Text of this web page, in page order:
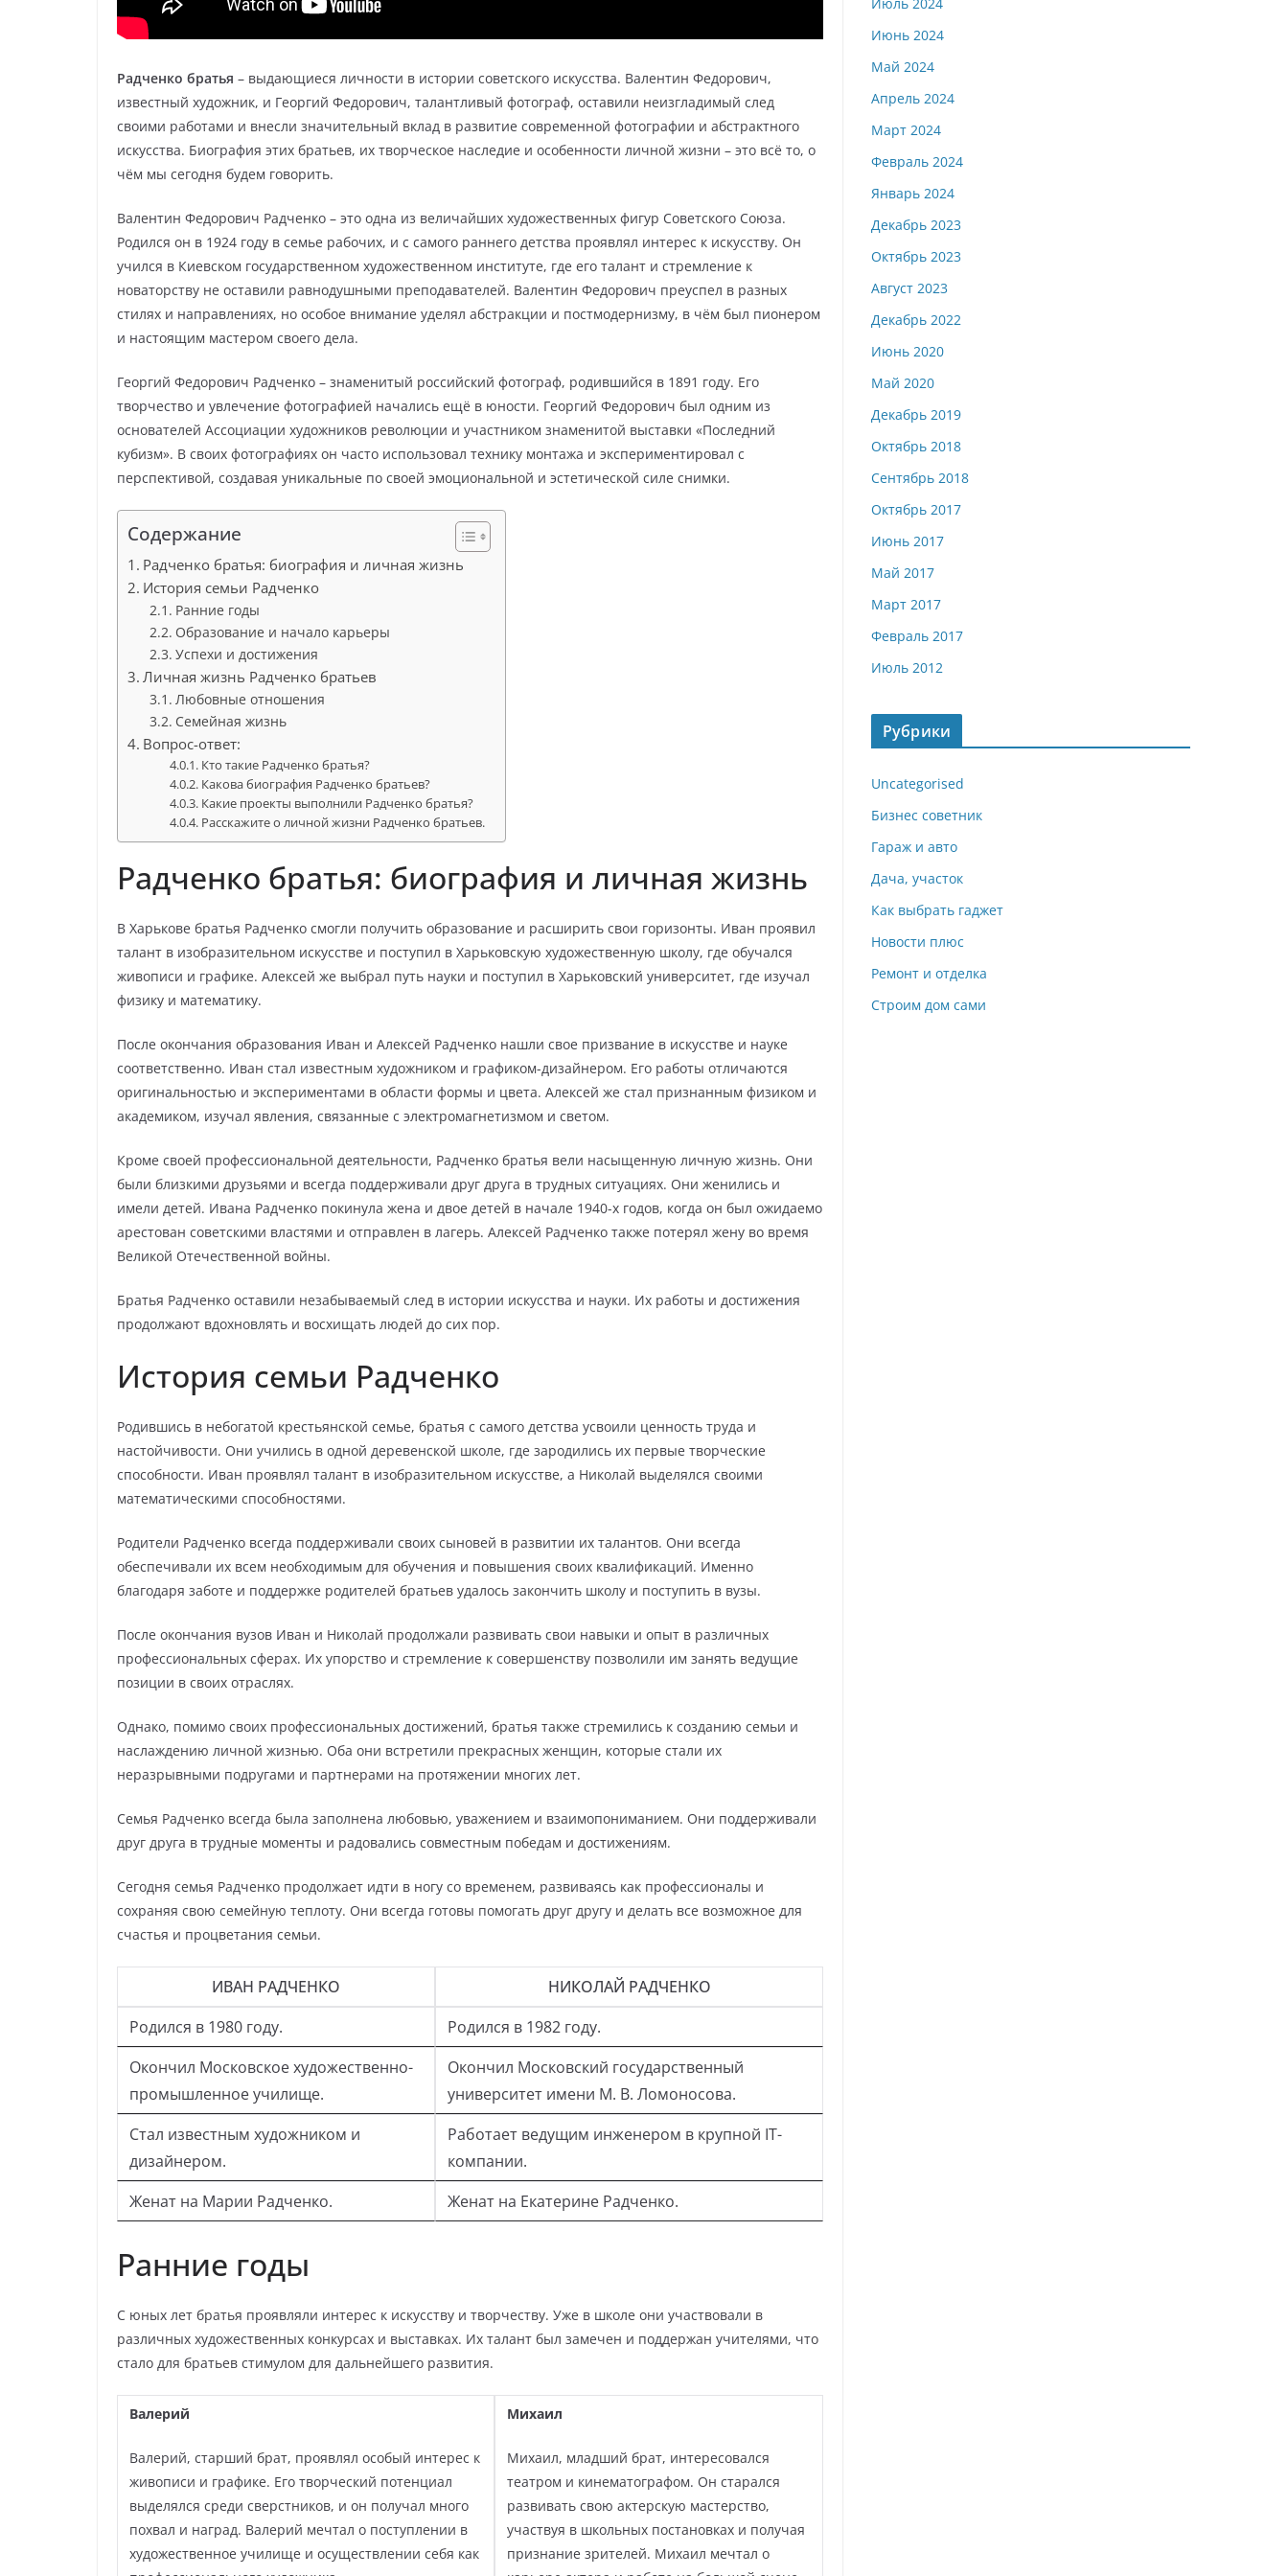
Радченко братья – выдающиеся личности в истории советского искусства. Валентин Федорович,
известный художник, и Георгий Федорович, талантливый фотограф, оставили неизгладимый след
своими работами и внесли значительный вклад в развитие современной фотографии и абстрактного
искусства. Биография этих братьев, их творческое наследие и особенности личной жизни – это всё то, о
чём мы сегодня будем говорить.
Валентин Федорович Радченко – это одна из величайших художественных фигур Советского Союза.
Родился он в 1924 году в семье рабочих, и с самого раннего детства проявлял интерес к искусству. Он
учился в Киевском государственном художественном институте, где его талант и стремление к
новаторству не оставили равнодушными преподавателей. Валентин Федорович преуспел в разных
стилях и направлениях, но особое внимание уделял абстракции и постмодернизму, в чём был пионером
и настоящим мастером своего дела.
Георгий Федорович Радченко – знаменитый российский фотограф, родившийся в 1891 году. Его
творчество и увлечение фотографией начались ещё в юности. Георгий Федорович был одним из
основателей Ассоциации художников революции и участником знаменитой выставки «Последний
кубизм». В своих фотографиях он часто использовал технику монтажа и экспериментировал с
перспективой, создавая уникальные по своей эмоциональной и эстетической силе снимки.
Содержание
Радченко братья: биография и личная жизнь
История семьи Радченко
Ранние годы
Образование и начало карьеры
Успехи и достижения
Личная жизнь Радченко братьев
Любовные отношения
Семейная жизнь
Вопрос-ответ:
Кто такие Радченко братья?
Какова биография Радченко братьев?
Какие проекты выполнили Радченко братья?
Расскажите о личной жизни Радченко братьев.
Радченко братья: биография и личная жизнь
В Харькове братья Радченко смогли получить образование и расширить свои горизонты. Иван проявил
талант в изобразительном искусстве и поступил в Харьковскую художественную школу, где обучался
живописи и графике. Алексей же выбрал путь науки и поступил в Харьковский университет, где изучал
физику и математику.
После окончания образования Иван и Алексей Радченко нашли свое призвание в искусстве и науке
соответственно. Иван стал известным художником и графиком-дизайнером. Его работы отличаются
оригинальностью и экспериментами в области формы и цвета. Алексей же стал признанным физиком и
академиком, изучал явления, связанные с электромагнетизмом и светом.
Кроме своей профессиональной деятельности, Радченко братья вели насыщенную личную жизнь. Они
были близкими друзьями и всегда поддерживали друг друга в трудных ситуациях. Они женились и
имели детей. Ивана Радченко покинула жена и двое детей в начале 1940-х годов, когда он был ожидаемо
арестован советскими властями и отправлен в лагерь. Алексей Радченко также потерял жену во время
Великой Отечественной войны.
Братья Радченко оставили незабываемый след в истории искусства и науки. Их работы и достижения
продолжают вдохновлять и восхищать людей до сих пор.
История семьи Радченко
Родившись в небогатой крестьянской семье, братья с самого детства усвоили ценность труда и
настойчивости. Они учились в одной деревенской школе, где зародились их первые творческие
способности. Иван проявлял талант в изобразительном искусстве, а Николай выделялся своими
математическими способностями.
Родители Радченко всегда поддерживали своих сыновей в развитии их талантов. Они всегда
обеспечивали их всем необходимым для обучения и повышения своих квалификаций. Именно
благодаря заботе и поддержке родителей братьев удалось закончить школу и поступить в вузы.
После окончания вузов Иван и Николай продолжали развивать свои навыки и опыт в различных
профессиональных сферах. Их упорство и стремление к совершенству позволили им занять ведущие
позиции в своих отраслях.
Однако, помимо своих профессиональных достижений, братья также стремились к созданию семьи и
наслаждению личной жизнью. Оба они встретили прекрасных женщин, которые стали их
неразрывными подругами и партнерами на протяжении многих лет.
Семья Радченко всегда была заполнена любовью, уважением и взаимопониманием. Они поддерживали
друг друга в трудные моменты и радовались совместным победам и достижениям.
Сегодня семья Радченко продолжает идти в ногу со временем, развиваясь как профессионалы и
сохраняя свою семейную теплоту. Они всегда готовы помогать друг другу и делать все возможное для
счастья и процветания семьи.
ИВАН РАДЧЕНКО
НИКОЛАЙ РАДЧЕНКО
Родился в 1980 году.
Родился в 1982 году.
Окончил Московское художественно-
промышленное училище.
Окончил Московский государственный
университет имени М. В. Ломоносова.
Стал известным художником и
дизайнером.
Работает ведущим инженером в крупной IT-
компании.
Женат на Марии Радченко.
Женат на Екатерине Радченко.
Ранние годы
С юных лет братья проявляли интерес к искусству и творчеству. Уже в школе они участвовали в
различных художественных конкурсах и выставках. Их талант был замечен и поддержан учителями, что
стало для братьев стимулом для дальнейшего развития.
Валерий
Валерий, старший брат, проявлял особый интерес к
живописи и графике. Его творческий потенциал
выделялся среди сверстников, и он получал много
похвал и наград. Валерий мечтал о поступлении в
художественное училище и осуществлении себя как
Михаил
Михаил, младший брат, интересовался
театром и кинематографом. Он старался
развивать свою актерскую мастерство,
участвуя в школьных постановках и получая
признание зрителей. Михаил мечтал о
Июнь 2024
Май 2024
Апрель 2024
Март 2024
Февраль 2024
Январь 2024
Декабрь 2023
Октябрь 2023
Август 2023
Декабрь 2022
Июнь 2020
Май 2020
Декабрь 2019
Октябрь 2018
Сентябрь 2018
Октябрь 2017
Июнь 2017
Май 2017
Март 2017
Февраль 2017
Июль 2012
Рубрики
Uncategorised
Бизнес советник
Гараж и авто
Дача, участок
Как выбрать гаджет
Новости плюс
Ремонт и отделка
Строим дом сами